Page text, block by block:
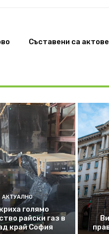
Съставени са
АКТУАЛНО
голямо
райски газ в
край София